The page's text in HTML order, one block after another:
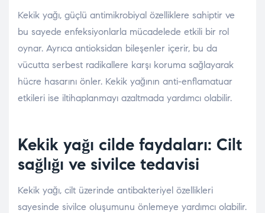
Kekik yağı, güçlü antimikrobiyal özelliklere sahiptir ve
bu sayede enfeksiyonlarla mücadelede etkili bir rol
oynar. Ayrıca antioksidan bileşenler içerir, bu da
vücutta serbest radikallere karşı koruma sağlayarak
hücre hasarını önler. Kekik yağının anti-enflamatuar
etkileri ise iltihaplanmayı azaltmada yardımcı olabilir.
Kekik yağı cilde faydaları: Cilt
sağlığı ve sivilce tedavisi
Kekik yağı, cilt üzerinde antibakteriyel özellikleri
sayesinde sivilce oluşumunu önlemeye yardımcı olabilir.